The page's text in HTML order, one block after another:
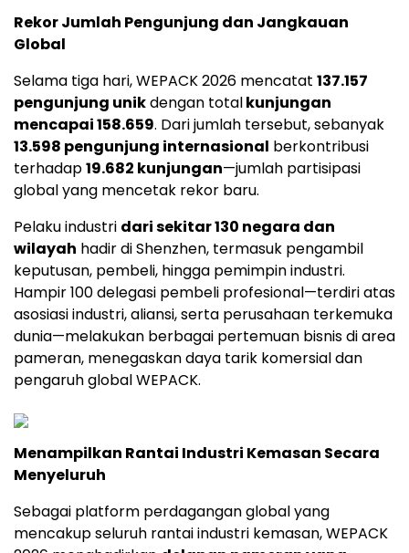
Rekor Jumlah Pengunjung dan Jangkauan
Global
Selama tiga hari, WEPACK 2026 mencatat 137.157
pengunjung unikdengan totalkunjungan
mencapai 158.659. Dari jumlah tersebut, sebanyak
13.598 pengunjung internasional berkontribusi
terhadap19.682 kunjungan—jumlah partisipasi
global yang mencetak rekor baru.
Pelaku industri dari sekitar 130 negara dan
wilayah hadir di Shenzhen, termasuk pengambil
keputusan, pembeli, hingga pemimpin industri.
Hampir 100 delegasi pembeli profesional—terdiri atas
asosiasi industri, aliansi, serta perusahaan terkemuka
dunia—melakukan berbagai pertemuan bisnis di area
pameran, menegaskan daya tarik komersial dan
pengaruh global WEPACK.
Menampilkan Rantai Industri Kemasan Secara
Menyeluruh
Sebagai platform perdagangan global yang
mencakup seluruh rantai industri kemasan, WEPACK